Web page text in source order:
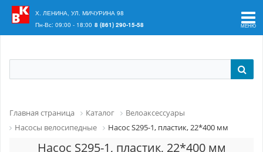
Ваш регион:
Х. ЛЕНИНА, УЛ. МИЧУРИНА 98
Пн-Вс: 09:00 - 18:00 8 (861) 290-15-58
Главная страница Каталог
Велоаксессуары
Насосы велосипедные
Насос S295-1, пластик, 22*400 мм
Насос S295-1, пластик, 22*400 мм